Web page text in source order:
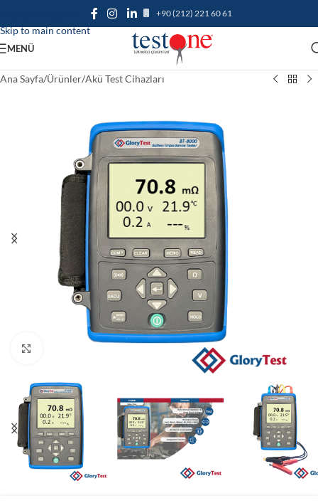
Skip to main content
+90 (212) 221 60 61
MENÜ
Ana Sayfa/Ürünler/Akü Test Cihazları